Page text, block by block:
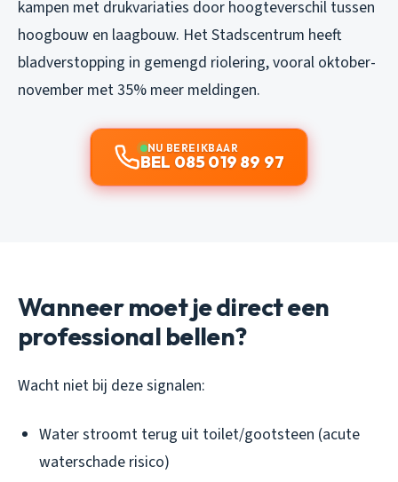
kampen met drukvariaties door hoogteverschil tussen
hoogbouw en laagbouw. Het Stadscentrum heeft
bladverstopping in gemengd riolering, vooral oktober-
november met 35% meer meldingen.
NU BEREIKBAAR
BEL 085 019 89 97
Wanneer moet je direct een
professional bellen?
Wacht niet bij deze signalen:
Water stroomt terug uit toilet/gootsteen (acute
waterschade risico)